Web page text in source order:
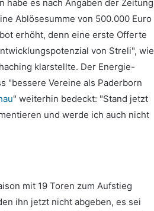
habe es nach Angaben der Zeitung
Ablösesumme von 500.000 Euro
erhöht, denn eine erste Offerte
von Streli", wie
klarstellte. Der Energie-
"bessere Vereine als Paderborn
" weiterhin bedeckt: "Stand jetzt
und werde ich auch nicht
mit 19 Toren zum Aufstieg
ihn jetzt nicht abgeben, es sei